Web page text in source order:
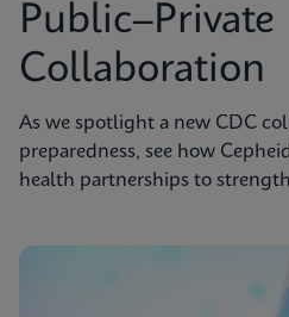
Public–Private
Collaboration
As we spotlight a new CDC
preparedness, see how
health partnerships to